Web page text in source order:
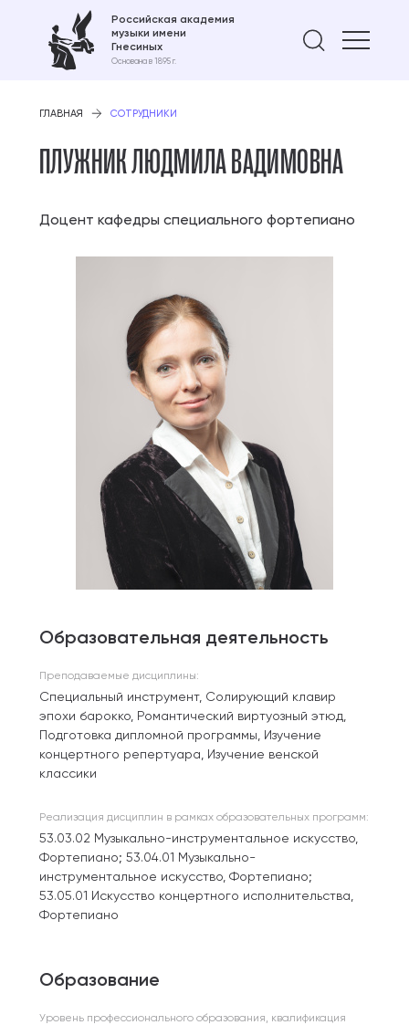
Российская академия
музыки имени
Гнесиных
Основана в 1895 г.
Найти
ГЛАВНАЯ СОТРУДНИКИ
ПЛУЖНИК ЛЮДМИЛА ВАДИМОВНА
Доцент кафедры специального фортепиано
Образовательная деятельность
Преподаваемые дисциплины:
Специальный инструмент, Солирующий клавир
эпохи барокко, Романтический виртуозный этюд,
Подготовка дипломной программы, Изучение
концертного репертуара, Изучение венской
классики
Реализация дисциплин в рамках образовательных программ:
53.03.02 Музыкально-инструментальное искусство,
Фортепиано; 53.04.01 Музыкально-
инструментальное искусство, Фортепиано;
53.05.01 Искусство концертного исполнительства,
Фортепиано
Образование
Уровень профессионального образования, квалификация